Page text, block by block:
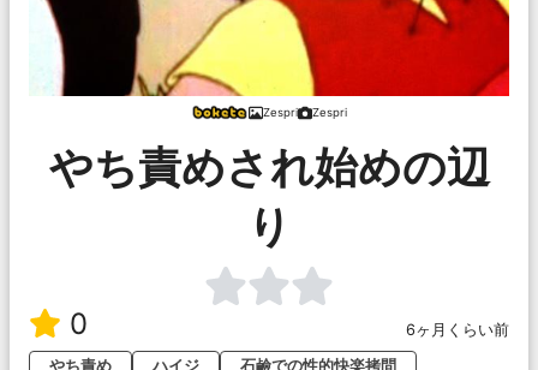
Zespri Zespri
やち責めされ始めの辺
り
0
6ヶ月くらい前
やち責め
ハイジ 石鹼での性的快楽拷問